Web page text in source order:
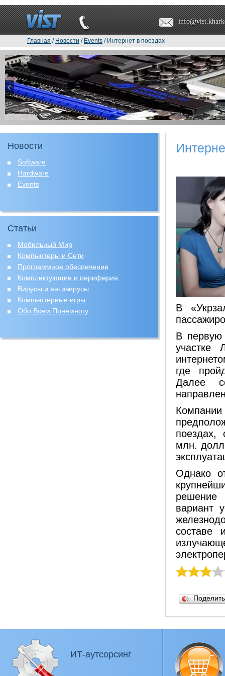
Главная / Новости / Events / Интернет в поездах
Новости
Software
Hardware
Events
Статьи
Мобильный Мир
Компьютеры и Сети
Программное обеспечение
Комплектующие и периферия
Вирусы и антивирусы
Компьютерные игры
Обо Всем Понемногу
В
В первую
участке
где
Далее
поездах,
млн.
Однако
решение
вариант
составе
ИТ-аутсорсинг